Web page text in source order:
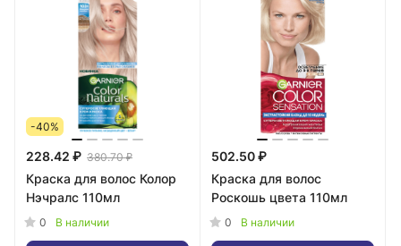
-40%
228.42 ₽ 380.70 ₽
Краска для волос Колор
Нэчралс 110мл
0 В наличии
502.50 ₽
Краска для волос
Роскошь цвета 110мл
0 В наличии